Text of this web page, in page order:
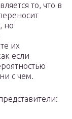
то, что в
но
их
если
с чем.